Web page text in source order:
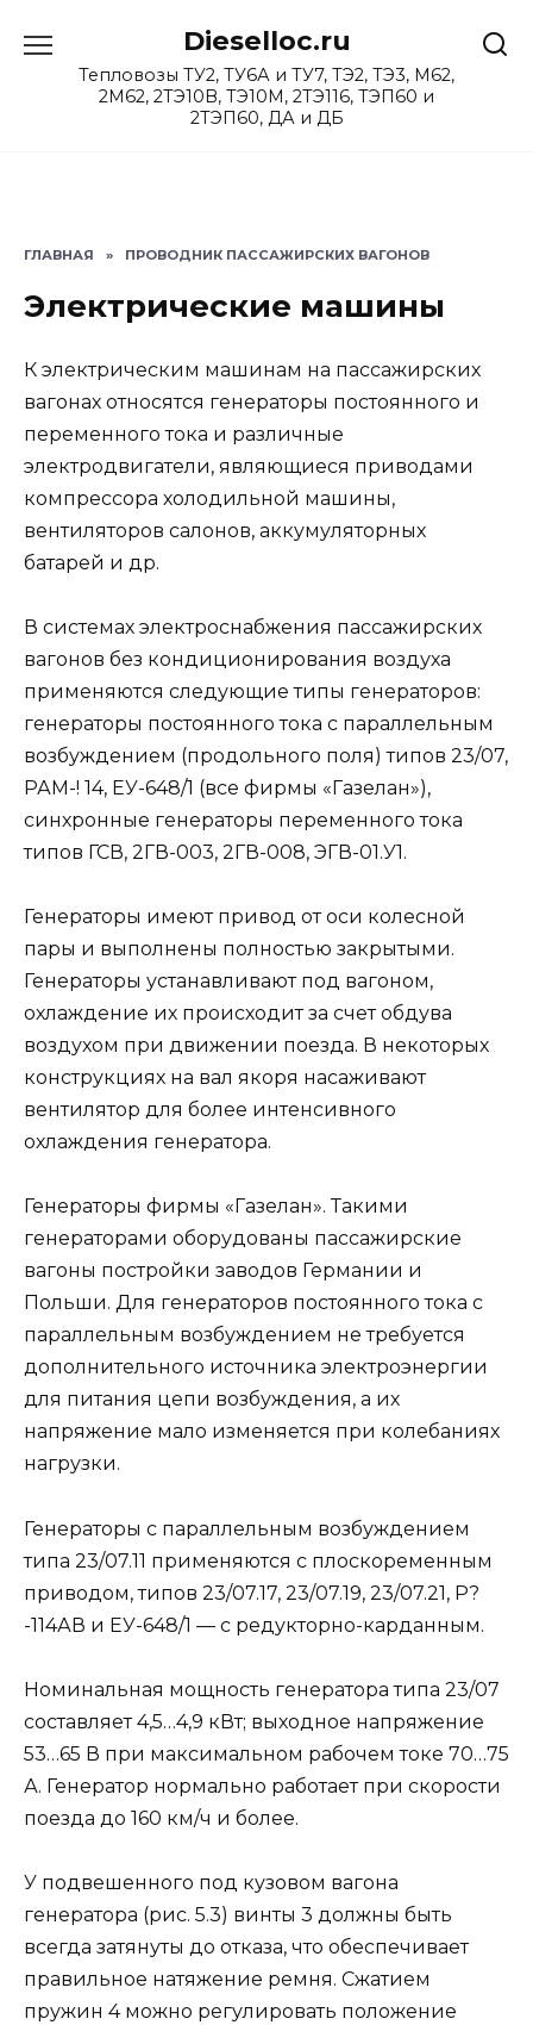
содержанию
Dieselloc.ru
Тепловозы ТУ2, ТУ6А и ТУ7, ТЭ2, ТЭ3, М62,
2М62, 2ТЭ10В, ТЭ10М, 2ТЭ116, ТЭП60 и
2ТЭП60, ДА и ДБ
ГЛАВНАЯ » ПРОВОДНИК ПАССАЖИРСКИХ ВАГОНОВ
Электрические машины
К электрическим машинам на пассажирских
вагонах относятся генераторы постоянного и
переменного тока и различные
электродвигатели, являющиеся приводами
компрессора холодильной машины,
вентиляторов салонов, аккумуляторных
батарей и др.
В системах электроснабжения пассажирских
вагонов без кондиционирования воздуха
применяются следующие типы генераторов:
генераторы постоянного тока с параллельным
возбуждением (продольного поля) типов 23/07,
РАМ-! 14, ЕУ-648/1 (все фирмы «Газелан»),
синхронные генераторы переменного тока
типов ГСВ, 2ГВ-003, 2ГВ-008, ЭГВ-01.У1.
Генераторы имеют привод от оси колесной
пары и выполнены полностью закрытыми.
Генераторы устанавливают под вагоном,
охлаждение их происходит за счет обдува
воздухом при движении поезда. В некоторых
конструкциях на вал якоря насаживают
вентилятор для более интенсивного
охлаждения генератора.
Генераторы фирмы «Газелан». Такими
генераторами оборудованы пассажирские
вагоны постройки заводов Германии и
Польши. Для генераторов постоянного тока с
параллельным возбуждением не требуется
дополнительного источника электроэнергии
для питания цепи возбуждения, а их
напряжение мало изменяется при колебаниях
нагрузки.
Генераторы с параллельным возбуждением
типа 23/07.11 применяются с плоскоременным
приводом, типов 23/07.17, 23/07.19, 23/07.21, Р?
-114АВ и ЕУ-648/1 — с редукторно-карданным.
Номинальная мощность генератора типа 23/07
составляет 4,5…4,9 кВт; выходное напряжение
53…65 В при максимальном рабочем токе 70…75
А. Генератор нормально работает при скорости
поезда до 160 км/ч и более.
У подвешенного под кузовом вагона
генератора (рис. 5.3) винты 3 должны быть
всегда затянуты до отказа, что обеспечивает
правильное натяжение ремня. Сжатием
пружин 4 можно регулировать положение